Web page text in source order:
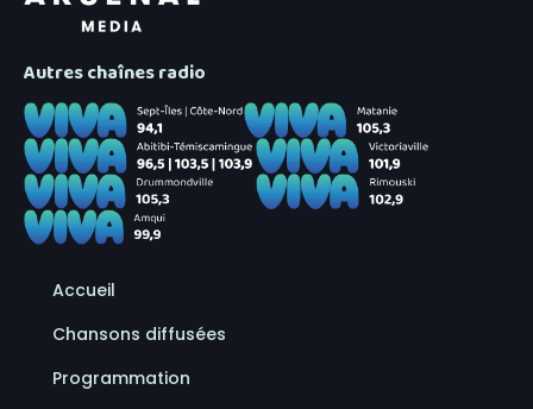
Autres chaînes radio
Accueil
Chansons diffusées
Programmation